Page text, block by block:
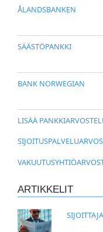
ÅLANDSBANKEN
SÄÄSTÖPANKKI
BANK NORWEGIAN
LISÄÄ
ARTIKKELIT